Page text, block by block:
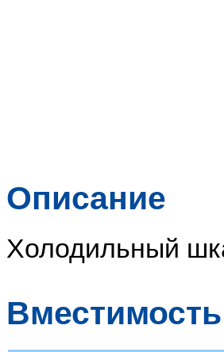
Описание
Холодильный